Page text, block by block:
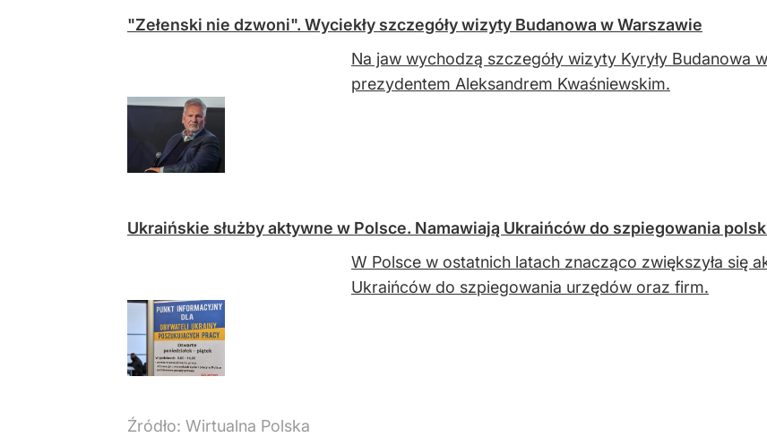
"Zełenski nie dzwoni". Wyciekły szczegóły wizyty Budanowa w Warszawie
Na jaw wychodzą szczegóły wizyty Kyryły Budanowa
prezydentem Aleksandrem Kwaśniewskim.
Ukraińskie służby aktywne w Polsce. Namawiają Ukraińców do szpiegowania
W Polsce w ostatnich latach znacząco zwiększyła się
Ukraińców do szpiegowania urzędów oraz firm.
Źródło: Wirtualna Polska